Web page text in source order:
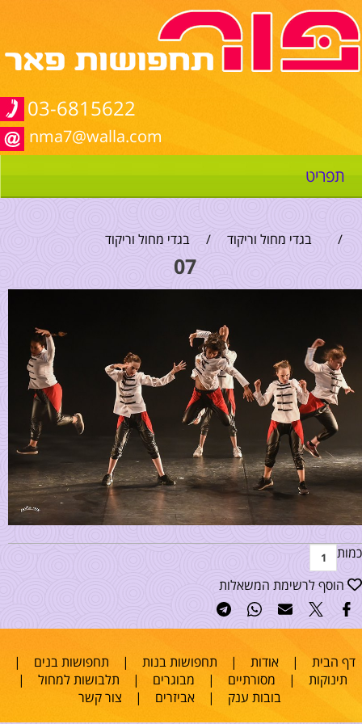
03-6815622
nma7@walla.com
תפריט
/ בגדי מחול וריקוד / בגדי מחול וריקוד
07
כמות
הוסף לרשימת המשאלות
דף הבית |אודות | תחפושות בנות | תחפושות בנים |
תינוקות | מסורתיים | מבוגרים | תלבושות למחול |
בובות ענק |אביזרים | צור קשר